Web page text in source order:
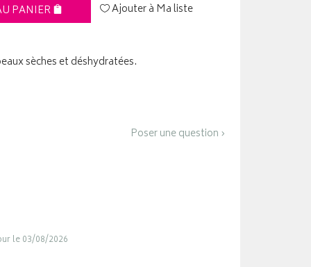
PANIER Ajouter à Ma liste
sèches et déshydratées.
Poser une question ›
le 03/08/2026